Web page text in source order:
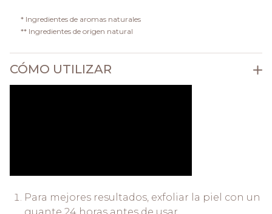
* Ingredientes de aromas naturales
** Ingredientes de origen natural
CÓMO UTILIZAR
Para mejores resultados, exfoliar la piel con un